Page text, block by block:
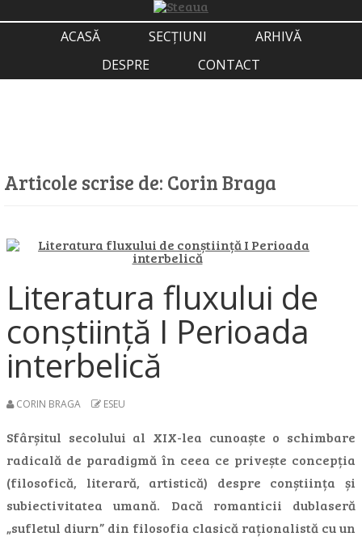
ACASĂ SECȚIUNI
ARHIVĂ
DESPRE
CONTACT
Articole scrise de: Corin Braga
Literatura fluxului de
conștiință I Perioada
interbelică
CORIN BRAGA ESEU
Sfârșitul secolului al XIX-lea cunoaște o schimbare
radicală de paradigmă în ceea ce privește concepția
(filosofică, literară, artistică) despre conștiința și
subiectivitatea umană. Dacă romanticii dublaseră
„sufletul diurn” din filosofia clasică raționalistă cu un